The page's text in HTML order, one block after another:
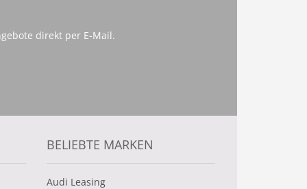
direkt per E-Mail.
BELIEBTE MARKEN
Audi Leasing